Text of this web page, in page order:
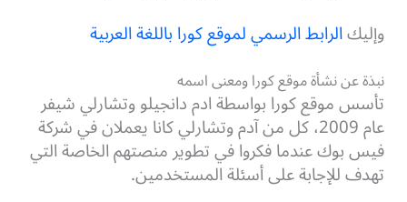
وإليكالرابط الرسمي لموقع كورا باللغة العربية
نبذة عن نشأة موقع كورا ومعنى اسمه
تأسس موقع كورا بواسطة ادم دانجيلو وتشارلي شيفر
عام 2009، كل من آدم وتشارلي كانا يعملان في شركة
فيس بوك عندما فكروا في تطوير منصتهم الخاصة التي
تهدف للإجابة على أسئلة المستخدمين.